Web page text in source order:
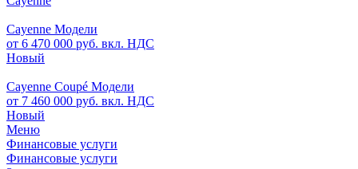
Cayenne Модели
от 6 470 000 руб. вкл. НДС
Новый
Cayenne Coupé Модели
от 7 460 000 руб. вкл. НДС
Новый
Меню
Финансовые услуги
Финансовые услуги